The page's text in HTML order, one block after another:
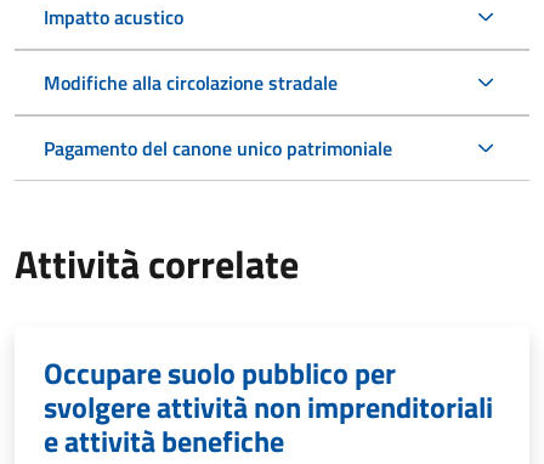
Impatto acustico
Modifiche alla circolazione stradale
Pagamento del canone unico patrimoniale
Attività correlate
Occupare suolo pubblico per
svolgere attività non imprenditoriali
e attività benefiche